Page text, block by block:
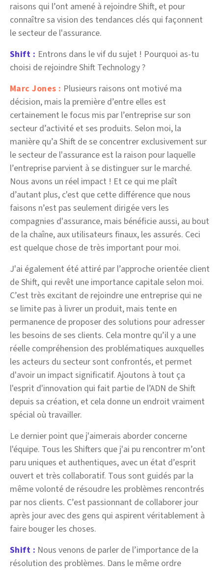
raisons qui l’ont amené à rejoindre Shift, et pour
connaître sa vision des tendances clés qui façonnent
le secteur de l'assurance.
Shift : Entrons dans le vif du sujet ! Pourquoi as-tu
choisi de rejoindre Shift Technology ?
Marc Jones : Plusieurs raisons ont motivé ma
décision, mais la première d’entre elles est
certainement le focus mis par l’entreprise sur son
secteur d’activité et ses produits. Selon moi, la
manière qu’a Shift de se concentrer exclusivement sur
le secteur de l'assurance est la raison pour laquelle
l’entreprise parvient à se distinguer sur le marché.
Nous avons un réel impact ! Et ce qui me plaît
d’autant plus, c'est que cette différence que nous
faisons n’est pas seulement dirigée vers les
compagnies d'assurance, mais bénéficie aussi, au bout
de la chaîne, aux utilisateurs finaux, les assurés. Ceci
est quelque chose de très important pour moi.
J'ai également été attiré par l’approche orientée client
de Shift, qui revêt une importance capitale selon moi.
C’est très excitant de rejoindre une entreprise qui ne
se limite pas à livrer un produit, mais tente en
permanence de proposer des solutions pour adresser
les besoins de ses clients. Cela montre qu’il y a une
réelle compréhension des problématiques auxquelles
les acteurs du secteur sont confrontés, et permet
d'avoir un impact significatif. Ajoutons à tout ça
l'esprit d'innovation qui fait partie de l’ADN de Shift
depuis sa création, et cela donne un endroit vraiment
spécial où travailler.
Le dernier point que j'aimerais aborder concerne
l'équipe. Tous les Shifters que j'ai pu rencontrer m’ont
paru uniques et authentiques, avec un état d’esprit
ouvert et très collaboratif. Tous sont guidés par la
même volonté de résoudre les problèmes rencontrés
par nos clients. C’est passionnant de collaborer jour
après jour avec des gens qui aspirent véritablement à
faire bouger les choses.
Shift : Nous venons de parler de l’importance de la
résolution des problèmes. Dans le même ordre